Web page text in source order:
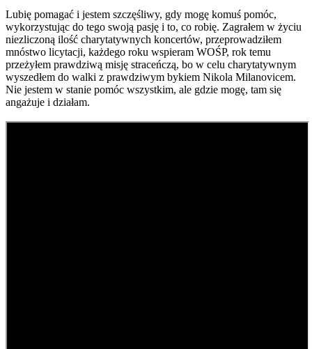
Lubię pomagać i jestem szczęśliwy, gdy mogę komuś pomóc,
wykorzystując do tego swoją pasję i to, co robię. Zagrałem w życiu
niezliczoną ilość charytatywnych koncertów, przeprowadziłem
mnóstwo licytacji, każdego roku wspieram WOŚP, rok temu
przeżyłem prawdziwą misję straceńczą, bo w celu charytatywnym
wyszedłem do walki z prawdziwym bykiem Nikola Milanovicem.
Nie jestem w stanie pomóc wszystkim, ale gdzie mogę, tam się
angażuje i działam.